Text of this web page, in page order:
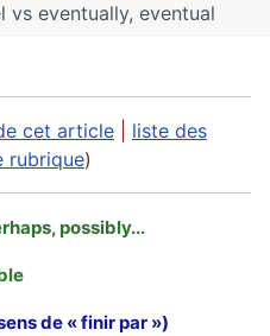
vs eventually, eventual
cet article
liste des
rubrique)
possibly...
de « finir par »)